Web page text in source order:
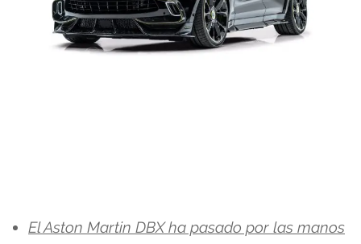
El Aston Martin DBX ha pasado por las manos